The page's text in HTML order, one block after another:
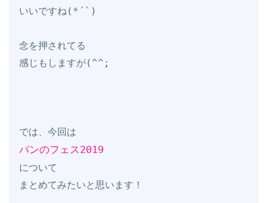
いいですね(*´`)
念を押されてる
感じもしますが(^^;
パンのフェス2019
について